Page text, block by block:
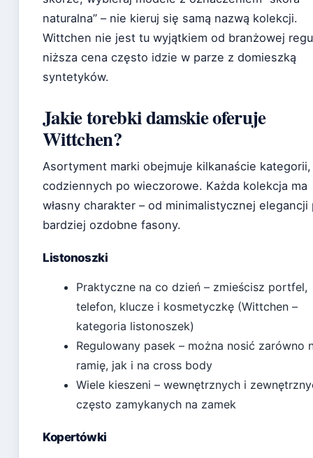
naturalna” – nie kieruj się samą nazwą kolekcji.
Wittchen nie jest tu wyjątkiem od branżowej
niższa cena często idzie w parze z domieszką
syntetyków.
Jakie torebki damskie oferuje
Wittchen?
Asortyment marki obejmuje kilkanaście
codziennych po wieczorowe. Każda kolekcja ma
własny charakter – od minimalistycznej elegancji
bardziej ozdobne fasony.
Listonoszki
Praktyczne na co dzień – zmieścisz portfel,
telefon, klucze i kosmetyczkę (Wittchen –
kategoria listonoszek)
Regulowany pasek – można nosić zarówno
ramię, jak i na cross body
Wiele kieszeni – wewnętrznych i
często zamykanych na zamek
Kopertówki